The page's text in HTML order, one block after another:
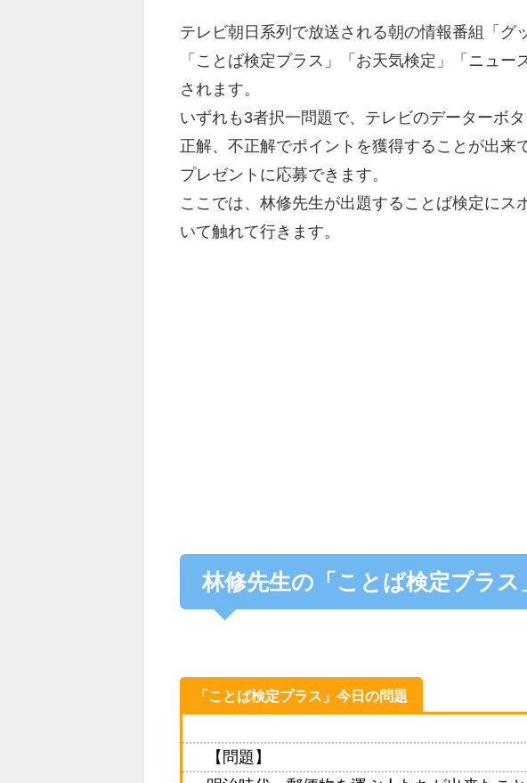
テレビ朝日系列で放送される朝の情報番組「グ
「ことば検定プラス」「お天気検定」「ニュ
されます。
いずれも3者択一問題で、テレビのデーターボ
正解、不正解でポイントを獲得することが出
プレゼントに応募できます。
ここでは、林修先生が出題することば検定にス
いて触れて行きます。
林修先生の「ことば検定プラス
「ことば検定プラス」今日の問題
【問題】